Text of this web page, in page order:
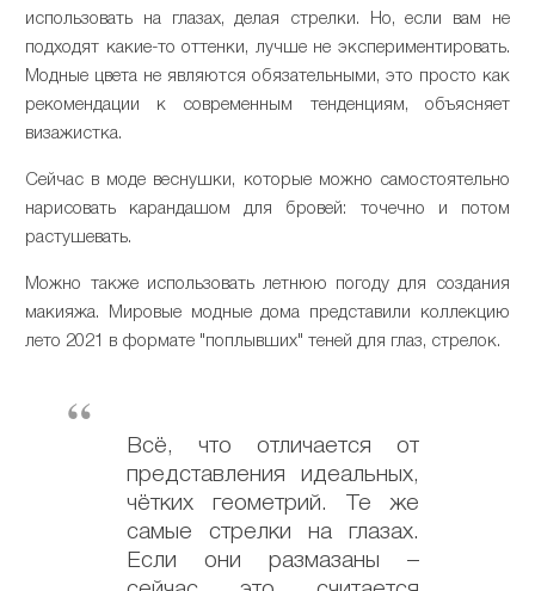
использовать на глазах, делая стрелки. Но, если вам не
подходят какие-то оттенки, лучше не экспериментировать.
Модные цвета не являются обязательными, это просто как
рекомендации к современным тенденциям, объясняет
визажистка.
Сейчас в моде веснушки, которые можно самостоятельно
нарисовать карандашом для бровей: точечно и потом
растушевать.
Можно также использовать летнюю погоду для создания
макияжа. Мировые модные дома представили коллекцию
лето 2021 в формате "поплывших" теней для глаз, стрелок.
Всё, что отличается от
представления идеальных,
чётких геометрий. Те же
самые стрелки на глазах.
Если они размазаны –